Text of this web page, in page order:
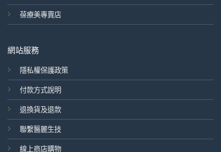
葆療美專賣店
網站服務
隱私權保護政策
付款方式說明
退換貨及退款
聯繫醫麗生技
線上商店購物